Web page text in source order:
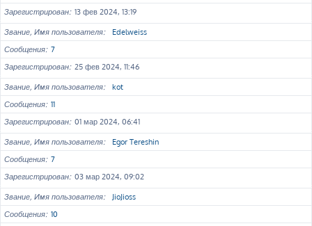
Зарегистрирован 13 фев 2024, 13:19
Звание, Имя пользователя
Edelweiss
Сообщения 7
Зарегистрирован 25 фев 2024, 11:46
Звание, Имя пользователя
kot
Сообщения 11
Зарегистрирован 01 мар 2024, 06:41
Звание, Имя пользователя
Egor Tereshin
Сообщения 7
Зарегистрирован 03 мар 2024, 09:02
Звание, Имя пользователя
JioJioss
Сообщения 10